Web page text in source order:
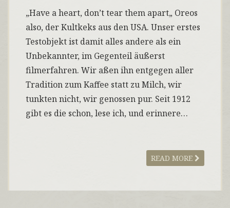
„Have a heart, don’t tear them apart„ Oreos
also, der Kultkeks aus den USA. Unser erstes
Testobjekt ist damit alles andere als ein
Unbekannter, im Gegenteil äußerst
filmerfahren. Wir aßen ihn entgegen aller
Tradition zum Kaffee statt zu Milch, wir
tunkten nicht, wir genossen pur. Seit 1912
gibt es die schon, lese ich, und erinnere…
READ MORE